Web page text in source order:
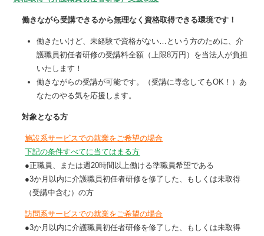
働きながら受講できるから無理なく資格取得できる環境です！
働きたいけど、未経験で資格がない…という方のために、介
護職員初任者研修の受講料全額（上限8万円）を当法人が負担
いたします！
働きながらの受講が可能です。（受講に専念してもOK！）あ
なたのやる気を応援します。
対象となる方
施設系サービスでの就業をご希望の場合
下記の条件すべてに当てはまる方
●正職員、または週20時間以上働ける準職員希望である
●3か月以内に介護職員初任者研修を修了した、もしくは未取得
（受講中含む）の方
訪問系サービスでの就業をご希望の場合
●3か月以内に介護職員初任者研修を修了した、もしくは未取得